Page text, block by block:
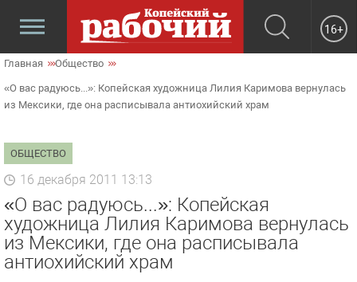
16+
Главная Общество
«О вас радуюсь...»: Копейская художница Лилия Каримова вернулась
из Мексики, где она расписывала антиохийский храм
ОБЩЕСТВО
16 декабря 2011 13:13
«О вас радуюсь...»: Копейская
художница Лилия Каримова вернулась
из Мексики, где она расписывала
антиохийский храм